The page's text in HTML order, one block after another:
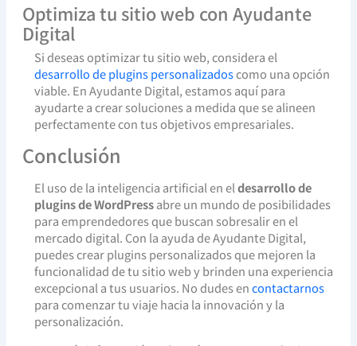
Optimiza tu sitio web con Ayudante
Digital
Si deseas optimizar tu sitio web, considera el
desarrollo de plugins personalizadoscomo una opción
viable. En Ayudante Digital, estamos aquí para
ayudarte a crear soluciones a medida que se alineen
perfectamente con tus objetivos empresariales.
Conclusión
El uso de la inteligencia artificial en eldesarrollo de
plugins de WordPressabre un mundo de posibilidades
para emprendedores que buscan sobresalir en el
mercado digital. Con la ayuda de Ayudante Digital,
puedes crear plugins personalizados que mejoren la
funcionalidad de tu sitio web y brinden una experiencia
excepcional a tus usuarios. No dudes encontactarnos
para comenzar tu viaje hacia la innovación y la
personalización.